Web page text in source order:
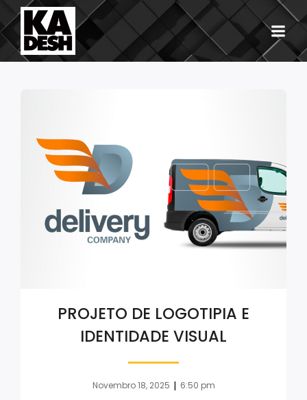
PROJETO DE LOGOTIPIA E
IDENTIDADE VISUAL
Novembro 18, 2025 | 6:50 pm